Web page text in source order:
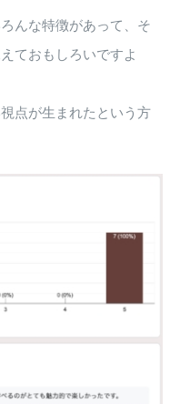
んな特徴があって、そ
ておもしろいですよ
点が生まれたという方